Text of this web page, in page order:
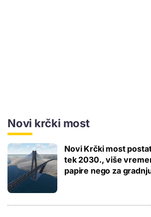
Novi krčki most
Novi Krčki most
tek 2030., više
papire nego za